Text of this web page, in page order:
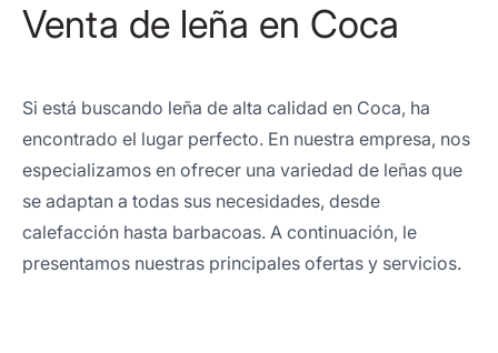
Venta de leña en Coca
Si está buscando leña de alta calidad en Coca, ha
encontrado el lugar perfecto. En nuestra empresa, nos
especializamos en ofrecer una variedad de leñas que
se adaptan a todas sus necesidades, desde
calefacción hasta barbacoas. A continuación, le
presentamos nuestras principales ofertas y servicios.